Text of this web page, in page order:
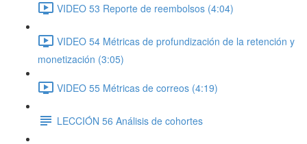
VIDEO 53 Reporte de reembolsos (4:04)
VIDEO 54 Métricas de profundización de la retención y
monetización (3:05)
VIDEO 55 Métricas de correos (4:19)
LECCIÓN 56 Análisis de cohortes